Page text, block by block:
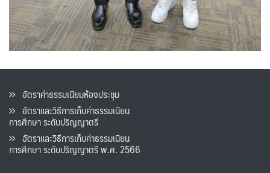
อัตราค่าธรรมเนียมห้องประชุม
อัตราและวิธีการเก็บค่าธรรมเนียน
การศึกษา ระดับปริญญาตรี
อัตราและวิธีการเก็บค่าธรรมเนียน
การศึกษา ระดับปริญญาตรี พ.ศ. 2566